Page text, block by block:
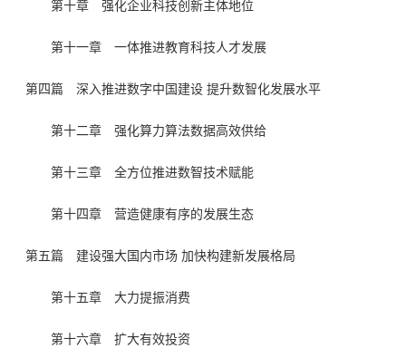
第十章 强化企业科技创新主体地位
第十一章 一体推进教育科技人才发展
第四篇 深入推进数字中国建设 提升数智化发展水平
第十二章 强化算力算法数据高效供给
第十三章 全方位推进数智技术赋能
第十四章 营造健康有序的发展生态
第五篇 建设强大国内市场 加快构建新发展格局
第十五章 大力提振消费
第十六章 扩大有效投资